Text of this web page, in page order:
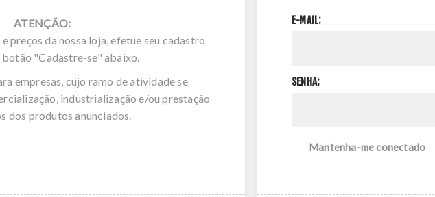
ATENÇÃO:
preços da nossa loja, efetue seu cadastro
botão "Cadastre-se" abaixo.
empresas, cujo ramo de atividade se
industrialização e/ou prestação
dos produtos anunciados.
E-MAIL:
SENHA:
Mantenha-me conectado